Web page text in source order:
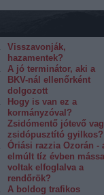
Visszavonják,
hazamentek?
A jó terminátor, aki a
BKV-nál ellenőrként
dolgozott
Hogy is van ez a
kormányzóval?
Zsidómentő jótevő
zsidópusztító gyilkos?
Óriási razzia Ozorán -
elmúlt tíz évben mással
voltak elfoglalva a
rendőrök?
A boldog trafikos